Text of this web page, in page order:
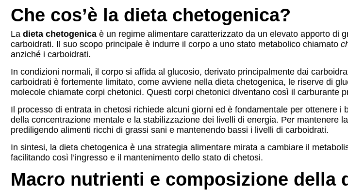
Che cos’è la dieta chetogenica?
La dieta chetogenica è un regime alimentare caratterizzato da un elevato apporto di
carboidrati. Il suo scopo principale è indurre il corpo a uno stato metabolico chiamato
anziché i carboidrati.
In condizioni normali, il corpo si affida al glucosio, derivato principalmente dai
carboidrati è fortemente limitato, come avviene nella dieta chetogenica, le riserve di
molecole chiamate corpi chetonici. Questi corpi chetonici diventano così il carburante
Il processo di entrata in chetosi richiede alcuni giorni ed è fondamentale per ottenere
della concentrazione mentale e la stabilizzazione dei livelli di energia. Per mantenere
prediligendo alimenti ricchi di grassi sani e mantenendo bassi i livelli di carboidrati.
In sintesi, la dieta chetogenica è una strategia alimentare mirata a cambiare il
facilitando così l’ingresso e il mantenimento dello stato di chetosi.
Macro nutrienti e composizione della